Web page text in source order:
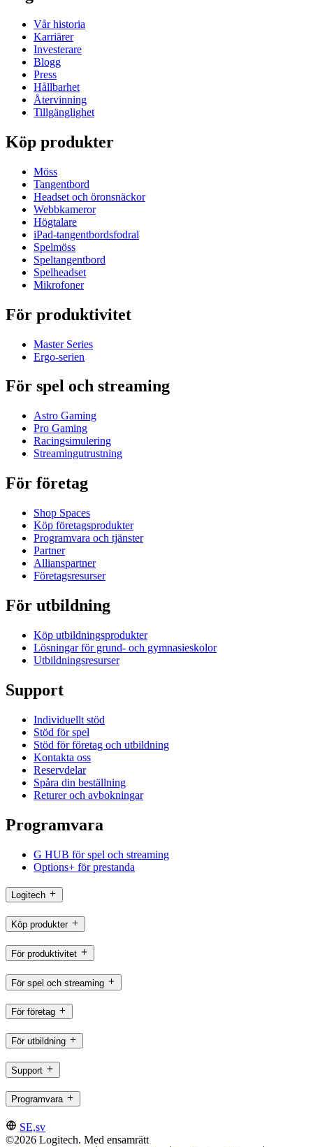
Vår historia
Karriärer
Investerare
Blogg
Press
Hållbarhet
Återvinning
Tillgänglighet
Köp produkter
Möss
Tangentbord
Headset och öronsnäckor
Webbkameror
Högtalare
iPad-tangentbordsfodral
Spelmöss
Speltangentbord
Spelheadset
Mikrofoner
För produktivitet
Master Series
Ergo-serien
För spel och streaming
Astro Gaming
Pro Gaming
Racingsimulering
Streamingutrustning
För företag
Shop Spaces
Köp företagsprodukter
Programvara och tjänster
Partner
Allianspartner
Företagsresurser
För utbildning
Köp utbildningsprodukter
Lösningar för grund- och gymnasieskolor
Utbildningsresurser
Support
Individuellt stöd
Stöd för spel
Stöd för företag och utbildning
Kontakta oss
Reservdelar
Spåra din beställning
Returer och avbokningar
Programvara
G HUB för spel och streaming
Options+ för prestanda
Logitech
Köp produkter
För produktivitet
För spel och streaming
För företag
För utbildning
Support
Programvara
SE,sv
©2026 Logitech. Med ensamrätt